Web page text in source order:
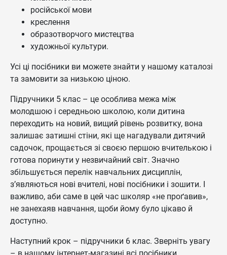
російської мови
креслення
образотворчого мистецтва
художньої культури.
Усі ці посібники ви можете знайти у нашому каталозі
та замовити за низькою ціною.
Підручники 5 клас – це особлива межа між
молодшою і середньою школою, коли дитина
переходить на новий, вищий рівень розвитку, вона
залишає затишні стіни, які ще нагадували дитячий
садочок, прощається зі своєю першою вчителькою і
готова поринути у незвичайний світ. Значно
збільшується перелік навчальних дисциплін,
з’являються нові вчителі, нові посібники і зошити. І
важливо, аби саме в цей час школяр «не проґавив»,
не занехаяв навчання, щоби йому було цікаво й
доступно.
Наступний крок – підручники 6 клас. Зверніть увагу